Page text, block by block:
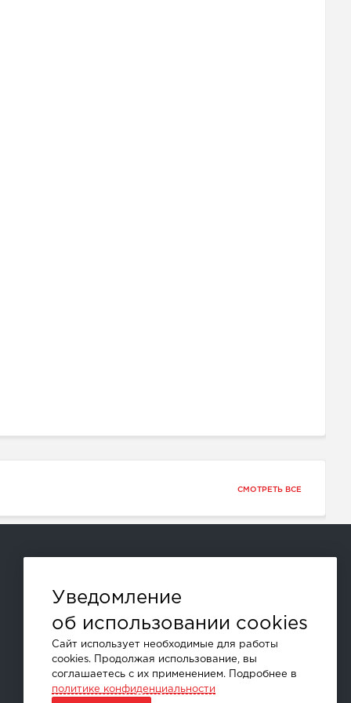
СМОТРЕТЬ ВСЕ
и другие
Уведомление
об использовании cookies
Сайт использует необходимые для работы
cookies. Продолжая использование, вы
соглашаетесь с их применением. Подробнее в
политике конфиденциальности